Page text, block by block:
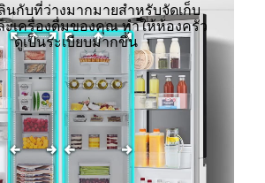
นกับที่ว่างมากมายสำหรับจัดเก็บ
ะเครื่องดื่มของคุณ ทำให้ห้องครัว
ดูเป็นระเบียบมากขึ้น